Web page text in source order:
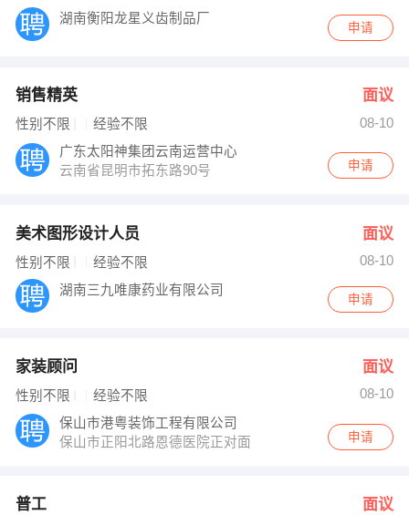
湖南衡阳龙星义齿制品厂
申请
销售精英 面议
性别不限 经验不限
08-10
广东太阳神集团云南运营中心
云南省昆明市拓东路90号
申请
美术图形设计人员 面议
性别不限 经验不限
08-10
湖南三九唯康药业有限公司
申请
家装顾问 面议
性别不限 经验不限
08-10
保山市港粤装饰工程有限公司
保山市正阳北路恩德医院正对面
申请
普工 面议